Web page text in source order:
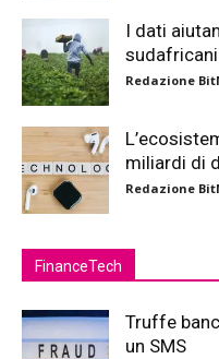
I dati
Redazione
miliardi di
Redazione
FinanceTech
Truffe
un SMS